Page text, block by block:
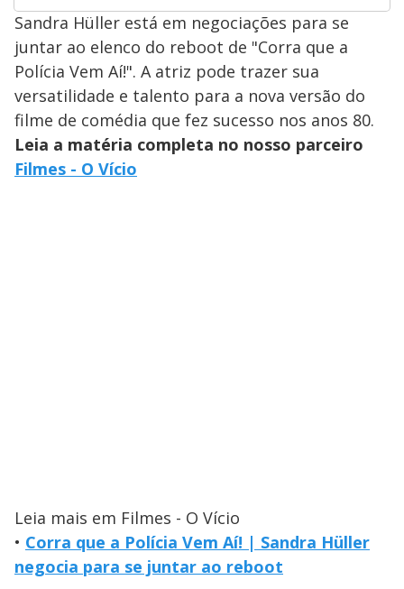
Sandra Hüller está em negociações para se
juntar ao elenco do reboot de "Corra que a
Polícia Vem Aí!". A atriz pode trazer sua
versatilidade e talento para a nova versão do
filme de comédia que fez sucesso nos anos 80.
Leia a matéria completa no nosso parceiro
Filmes - O Vício
Leia mais em Filmes - O Vício
• Corra que a Polícia Vem Aí! | Sandra Hüller
negocia para se juntar ao reboot